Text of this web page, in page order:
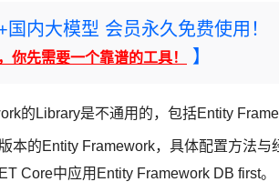
内大模型 会员永久免费使用！
你先需要一个靠谱的工具！ 】
的Library是不通用的，包括Entity
本的Entity Framework，具体配置方法与
Core中应用Entity Framework DB first。